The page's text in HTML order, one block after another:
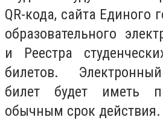
QR-кода, сайта Единого
образовательного
и Реестра
билетов.
билет будет иметь
обычным срок действия.